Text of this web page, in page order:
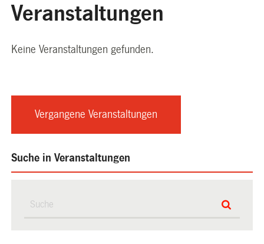
Veranstaltungen
Keine Veranstaltungen gefunden.
Vergangene Veranstaltungen
Suche in Veranstaltungen